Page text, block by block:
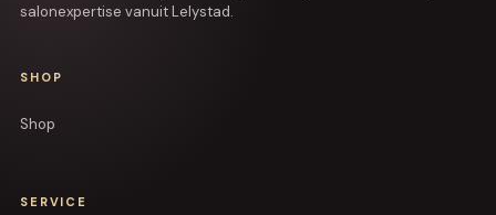
salonexpertise vanuit Lelystad.
SHOP
Shop
SERVICE